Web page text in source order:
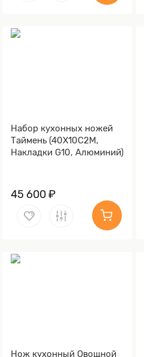
Набор кухонных ножей
Таймень (40Х10С2М,
Накладки G10, Алюминий)
45 600 ₽
Нож кухонный Овощной